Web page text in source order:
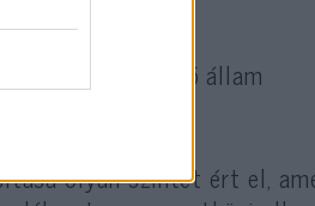
annak
célját, a zsidó állam
olyan szintet ért el,